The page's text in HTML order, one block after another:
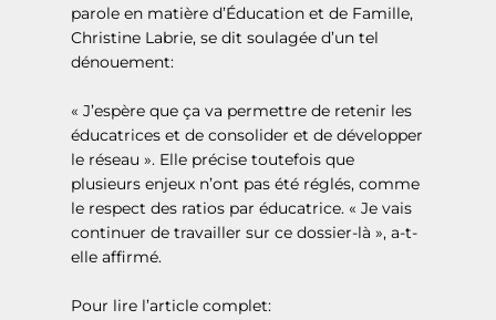
parole en matière d’Éducation et de Famille,
Christine Labrie, se dit soulagée d’un tel
dénouement:
« J’espère que ça va permettre de retenir les
éducatrices et de consolider et de développer
le réseau ». Elle précise toutefois que
plusieurs enjeux n’ont pas été réglés, comme
le respect des ratios par éducatrice. « Je vais
continuer de travailler sur ce dossier-là », a-t-
elle affirmé.
Pour lire l’article complet: